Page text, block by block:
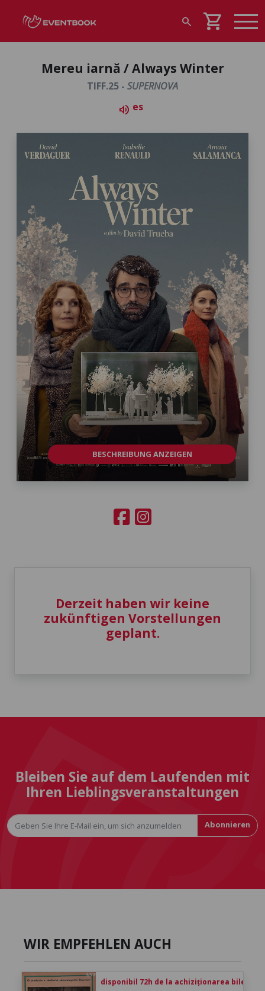
search shopping_cart
Mereu iarnă / Always Winter
TIFF.25 - SUPERNOVA
volume_up es
BESCHREIBUNG ANZEIGEN
Derzeit haben wir keine
zukünftigen Vorstellungen
geplant.
Bleiben Sie auf dem Laufenden mit
Ihren Lieblingsveranstaltungen
Abonnieren
WIR EMPFEHLEN AUCH
disponibil 72h de la achiziționarea biletului